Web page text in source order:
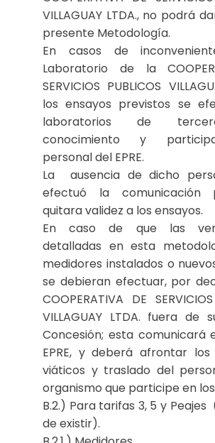
VILLAGUAY LTDA., no podrá
presente Metodología.
En casos de
Laboratorio de la
SERVICIOS PUBLICOS
los ensayos previstos se
laboratorios de
conocimiento y
personal del EPRE.
La ausencia de dicho
efectuó la comunicación
quitara validez a los ensayos.
En caso de que las
detalladas en esta
medidores instalados o
se debieran efectuar, por
COOPERATIVA DE
VILLAGUAY LTDA. fuera de
Concesión; esta comunicará
EPRE, y deberá afrontar
viáticos y traslado del
organismo que participe en
B.2.) Para tarifas 3, 5 y Peajes
de existir).